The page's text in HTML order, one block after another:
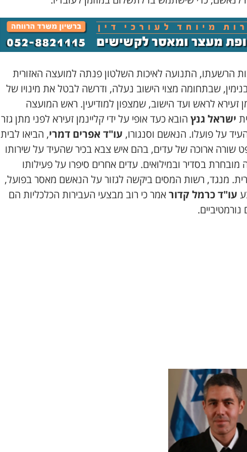
הרשעתו, התנועה לאיכות השלטון פנתה למועצה האזורית
שבתחומה מצוי הישוב נעלה, ודרשה לבטל את מינויו של
זעירא לראש ועד הישוב, שמצפון למודיעין. ראש המועצה
ישראל גנץ הובא כעד אופי על ידי קליינמן זעירא לפני מתן גזר
על פועלו. הנאשם וסנגורו, עו"ד אפרים דמרי, הביאו לבית
שורה ארוכה של עדים, בהם איש צבא בכיר שהעיד על שירותו
מובחרת בסדיר ובמילואים. עדים אחרים סיפרו על פעילותו
מנגד, רשות המסים ביקשה לגזור על הנאשם מאסר בפועל,
עו"ד כרמל קדוראמר כי רוב מבצעי העבירות הכלכליות הם